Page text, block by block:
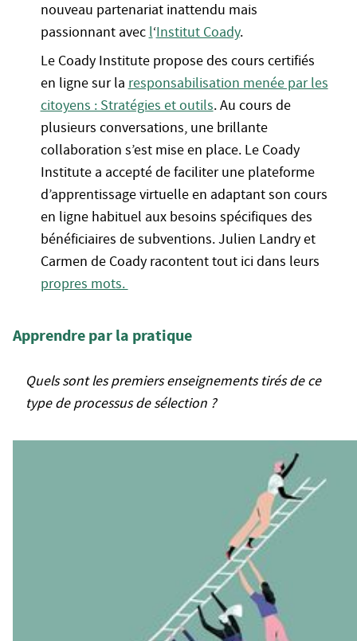
nouveau partenariat inattendu mais
passionnant avec l‘Institut Coady.
Le Coady Institute propose des cours certifiés
en ligne sur la responsabilisation menée par les
citoyens : Stratégies et outils. Au cours de
plusieurs conversations, une brillante
collaboration s’est mise en place. Le Coady
Institute a accepté de faciliter une plateforme
d’apprentissage virtuelle en adaptant son cours
en ligne habituel aux besoins spécifiques des
bénéficiaires de subventions. Julien Landry et
Carmen de Coady racontent tout ici dans leurs
propres mots.
Apprendre par la pratique
Quels sont les premiers enseignements tirés de ce
type de processus de sélection ?